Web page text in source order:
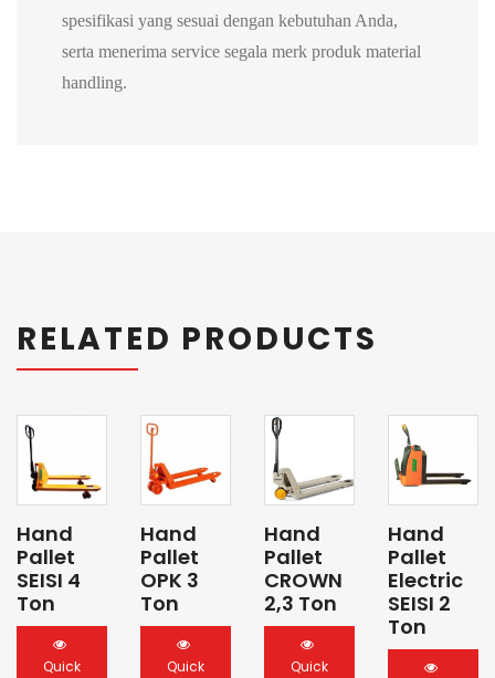
spesifikasi yang sesuai dengan kebutuhan Anda,
serta menerima service segala merk produk material
handling.
RELATED PRODUCTS
Hand
Pallet
SEISI 4
Ton
Quick
Hand
Pallet
OPK 3
Ton
Quick
Hand
Pallet
CROWN
2,3 Ton
Quick
Hand
Pallet
Electric
SEISI 2
Ton